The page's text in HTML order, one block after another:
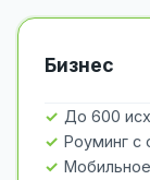
Бизнес
До 600
Роуминг